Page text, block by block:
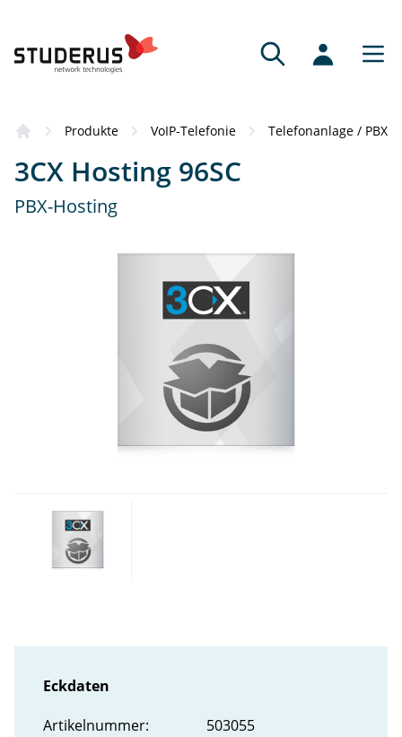
Produkte VoIP-Telefonie Telefonanlage / PBX
3CX Hosting 96SC
PBX-Hosting
Eckdaten
Artikel­nummer:
503055